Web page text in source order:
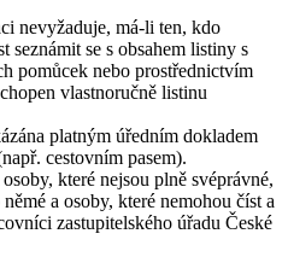
nevyžaduje, má-li ten, kdo
seznámit se s obsahem listiny s
pomůcek nebo prostřednictvím
vlastnoručně listinu
platným úředním dokladem
cestovním pasem).
které nejsou plně svéprávné,
a osoby, které nemohou číst a
zastupitelského úřadu České